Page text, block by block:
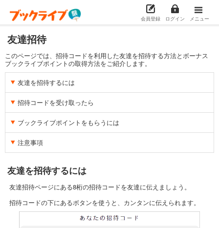
会員登録 ログイン メニュー
友達招待
このページでは、招待コードを利用した友達を招待する方法とボーナス
ブックライブポイントの取得方法をご紹介します。
友達を招待するには
招待コードを受け取ったら
ブックライブポイントをもらうには
注意事項
友達を招待するには
友達招待ページにある8桁の招待コードを友達に伝えましょう。
招待コードの下にあるボタンを使うと、カンタンに伝えられます。